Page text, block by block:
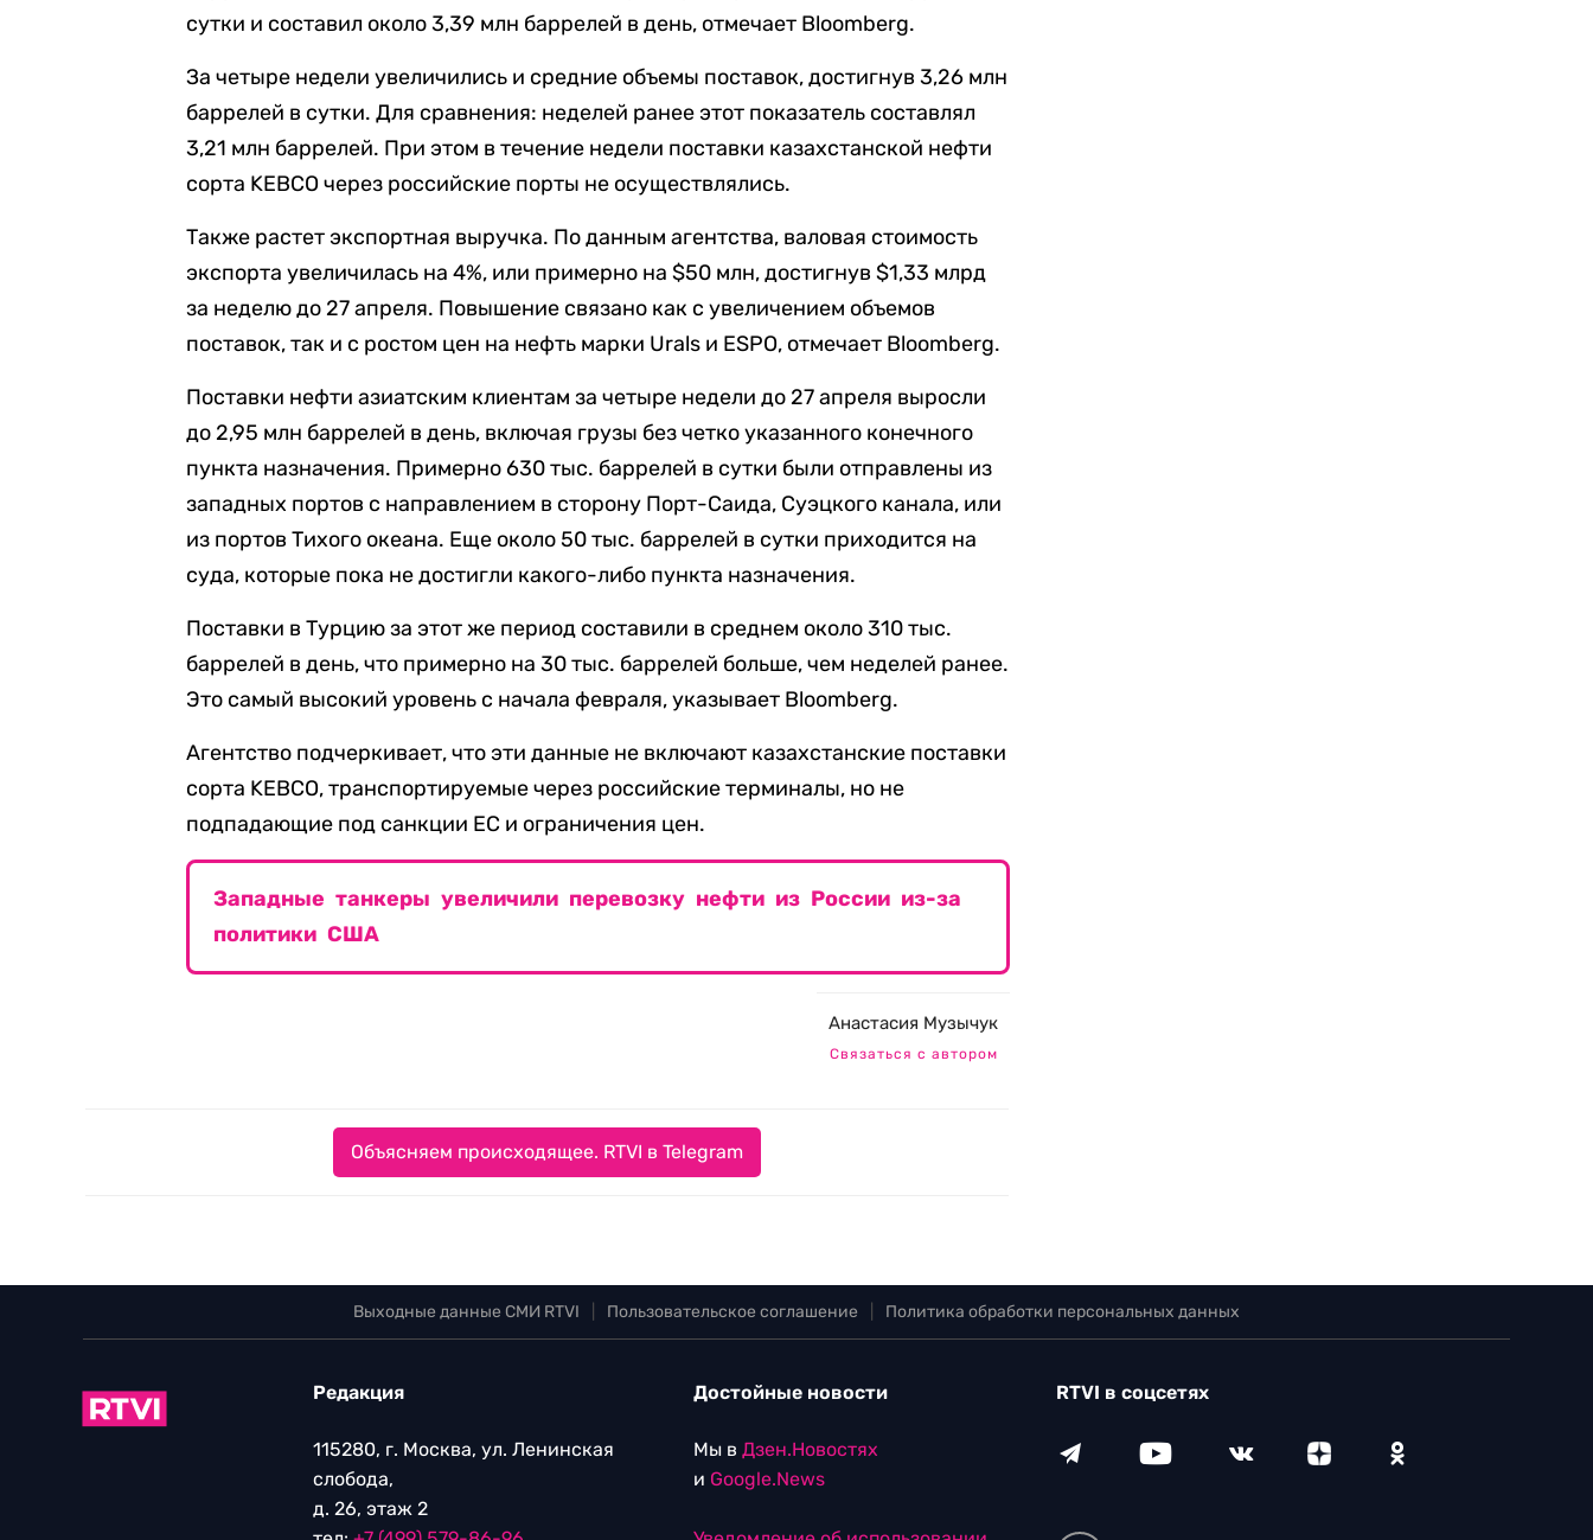
сутки и составил около 3,39 млн баррелей в день, отмечает Bloomberg.
За четыре недели увеличились и средние объемы поставок, достигнув 3,26 млн
баррелей в сутки. Для сравнения: неделей ранее этот показатель составлял
3,21 млн баррелей. При этом в течение недели поставки казахстанской нефти
сорта KEBCO через российские порты не осуществлялись.
Также растет экспортная выручка. По данным агентства, валовая стоимость
экспорта увеличилась на 4%, или примерно на $50 млн, достигнув $1,33 млрд
за неделю до 27 апреля. Повышение связано как с увеличением объемов
поставок, так и с ростом цен на нефть марки Urals и ESPO, отмечает Bloomberg.
Поставки нефти азиатским клиентам за четыре недели до 27 апреля выросли
до 2,95 млн баррелей в день, включая грузы без четко указанного конечного
пункта назначения. Примерно 630 тыс. баррелей в сутки были отправлены из
западных портов с направлением в сторону Порт-Саида, Суэцкого канала, или
из портов Тихого океана. Еще около 50 тыс. баррелей в сутки приходится на
суда, которые пока не достигли какого-либо пункта назначения.
Поставки в Турцию за этот же период составили в среднем около 310 тыс.
баррелей в день, что примерно на 30 тыс. баррелей больше, чем неделей ранее.
Это самый высокий уровень с начала февраля, указывает Bloomberg.
Агентство подчеркивает, что эти данные не включают казахстанские поставки
сорта KEBCO, транспортируемые через российские терминалы, но не
подпадающие под санкции ЕС и ограничения цен.
Западные танкеры увеличили перевозку нефти из России из-за
политики США
Анастасия Музычук
Связаться с автором
Объясняем происходящее. RTVI в Telegram
Выходные данные СМИ RTVI Пользовательское соглашение Политика обработки персональных данных
Редакция
115280, г. Москва, ул. Ленинская
слобода,
д. 26, этаж 2
Достойные новости
Мы в Дзен.Новостях
и Google.News
RTVI в соцсетях